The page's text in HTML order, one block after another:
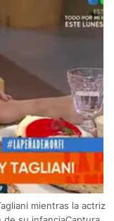
mientras la actriz